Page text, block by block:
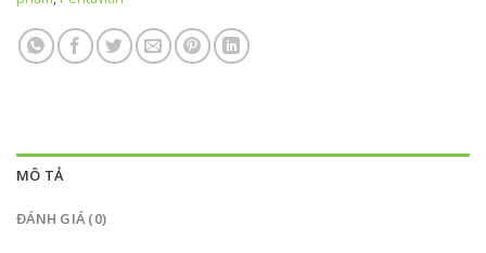
MÔ TẢ
ĐÁNH GIÁ (0)